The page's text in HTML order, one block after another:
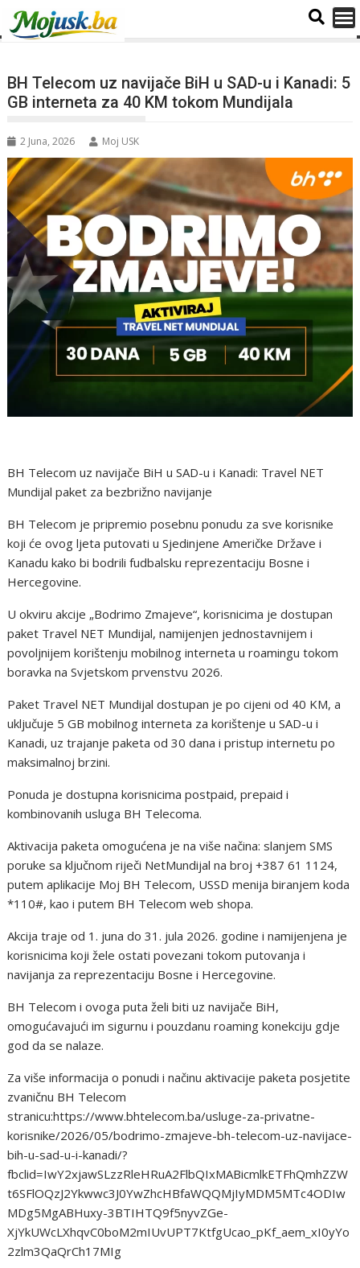
BH Telecom uz navijače BiH u SAD-u i Kanadi: 5
GB interneta za 40 KM tokom Mundijala
2 Juna, 2026 Moj USK
BH Telecom uz navijače BiH u SAD-u i Kanadi: Travel NET
Mundijal paket za bezbrižno navijanje
BH Telecom je pripremio posebnu ponudu za sve korisnike
koji će ovog ljeta putovati u Sjedinjene Američke Države i
Kanadu kako bi bodrili fudbalsku reprezentaciju Bosne i
Hercegovine.
U okviru akcije „Bodrimo Zmajeve“, korisnicima je dostupan
paket Travel NET Mundijal, namijenjen jednostavnijem i
povoljnijem korištenju mobilnog interneta u roamingu tokom
boravka na Svjetskom prvenstvu 2026.
Paket Travel NET Mundijal dostupan je po cijeni od 40 KM, a
uključuje 5 GB mobilnog interneta za korištenje u SAD-u i
Kanadi, uz trajanje paketa od 30 dana i pristup internetu po
maksimalnoj brzini.
Ponuda je dostupna korisnicima postpaid, prepaid i
kombinovanih usluga BH Telecoma.
Aktivacija paketa omogućena je na više načina: slanjem SMS
poruke sa ključnom riječi NetMundijal na broj +387 61 1124,
putem aplikacije Moj BH Telecom, USSD menija biranjem koda
*110#, kao i putem BH Telecom web shopa.
Akcija traje od 1. juna do 31. jula 2026. godine i namijenjena je
korisnicima koji žele ostati povezani tokom putovanja i
navijanja za reprezentaciju Bosne i Hercegovine.
BH Telecom i ovoga puta želi biti uz navijače BiH,
omogućavajući im sigurnu i pouzdanu roaming konekciju gdje
god da se nalaze.
Za više informacija o ponudi i načinu aktivacije paketa posjetite
zvaničnu BH Telecom
stranicu:https://www.bhtelecom.ba/usluge-za-privatne-
korisnike/2026/05/bodrimo-zmajeve-bh-telecom-uz-navijace-
bih-u-sad-u-i-kanadi/?
fbclid=IwY2xjawSLzzRleHRuA2FlbQIxMABicmlkETFhQmhZZW
t6SFlOQzJ2Ykwwc3J0YwZhcHBfaWQQMjIyMDM5MTc4ODIw
MDg5MgABHuxy-3BTIHTQ9f5nyvZGe-
XjYkUWcLXhqvC0boM2mIUvUPT7KtfgUcao_pKf_aem_xI0yYo
2zlm3QaQrCh17MIg